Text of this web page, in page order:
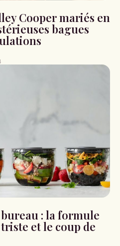
Cooper mariés en
bagues
: la formule
et le coup de